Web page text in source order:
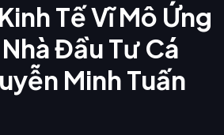
Tế Vĩ Mô Ứng
Đầu Tư Cá
Minh Tuấn